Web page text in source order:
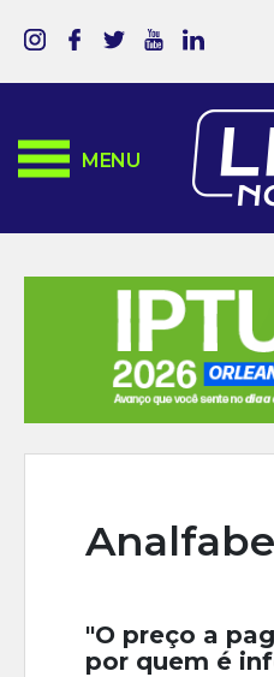
MENU
"O preço a
por quem é